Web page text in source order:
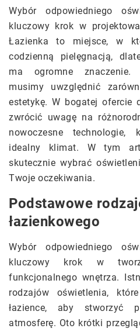
Wybór odpowiedniego
kluczowy krok w
Łazienka to miejsce, w
codzienną pielęgnacją,
ma ogromne znaczenie.
musimy uwzględnić
estetykę. W bogatej ofercie
zwrócić uwagę na
nowoczesne technologie,
idealny klimat. W tym
skutecznie wybrać
Twoje oczekiwania.
Podstawowe
łazienkowego
Wybór odpowiedniego
kluczowy krok w
funkcjonalnego wnętrza.
rodzajów oświetlenia,
łazience, aby stworzyć
atmosferę. Oto krótki